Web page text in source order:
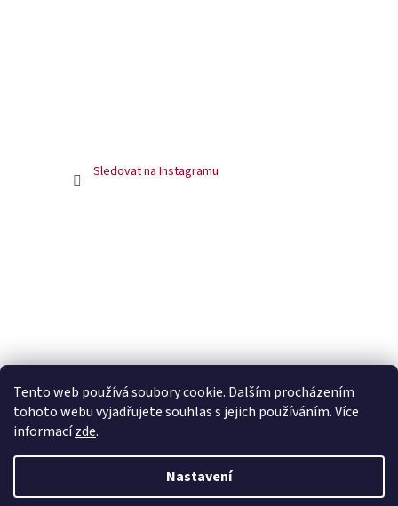
Tento web používá soubory cookie. Dalším procházením
tohoto webu vyjadřujete souhlas s jejich používáním. Více
informacízde.
Nastavení
Sledovat na Instagramu
Vytvořil Shoptet